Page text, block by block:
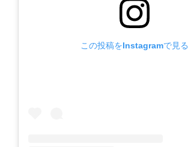
この投稿をInstagramで見る